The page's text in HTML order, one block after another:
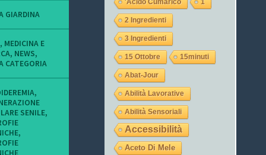
GIARDINA
, MEDICINA E
, NEWS,
CATEGORIA
,
SENILE,
,
o
f
i
l
o
d
i
t
u
c
o
n
i
m
i
e
o
f
i
l
o
d
L
u
r
a
_
o
c
c
o
f
d
i
'acido Cumarico 1
2 Ingredienti
3 Ingredienti
15 Ottobre 15minuti
Abat-Jour
Abilità Lavorative
Abilità Sensoriali
Accessibilità
Aceto Di Mele